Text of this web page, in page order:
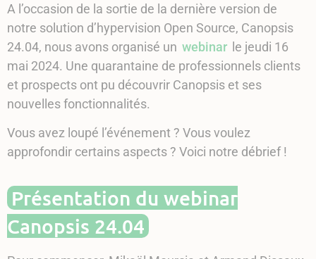
A l’occasion de la sortie de la dernière version de
notre solution d’hypervision Open Source, Canopsis
24.04, nous avons organisé un webinar le jeudi 16
mai 2024. Une quarantaine de professionnels clients
et prospects ont pu découvrir Canopsis et ses
nouvelles fonctionnalités.
Vous avez loupé l’événement ? Vous voulez
approfondir certains aspects ? Voici notre débrief !
Présentation du webinar
Canopsis 24.04